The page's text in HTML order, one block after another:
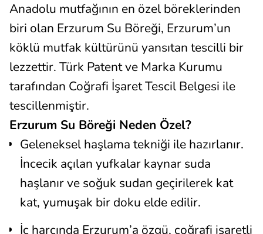
Anadolu mutfağının en özel böreklerinden
biri olan Erzurum Su Böreği, Erzurum’un
köklü mutfak kültürünü yansıtan tescilli bir
lezzettir. Türk Patent ve Marka Kurumu
tarafından Coğrafi İşaret Tescil Belgesi ile
tescillenmiştir.
Erzurum Su Böreği Neden Özel?
Geleneksel haşlama tekniği ile hazırlanır.
İncecik açılan yufkalar kaynar suda
haşlanır ve soğuk sudan geçirilerek kat
kat, yumuşak bir doku elde edilir.
İç harcında Erzurum’a özgü, coğrafi işaretli